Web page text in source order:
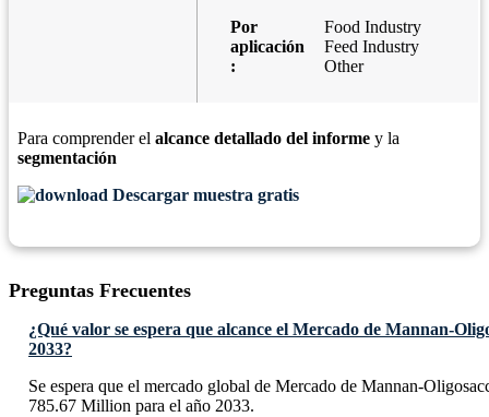
Por
aplicación
:
Food Industry
Feed Industry
Other
Para comprender el alcance detallado del informe y la
segmentación
Descargar muestra gratis
Preguntas Frecuentes
¿Qué valor se espera que alcance el Mercado de Mannan-
2033?
Se espera que el mercado global de Mercado de Mannan-
785.67 Million para el año 2033.